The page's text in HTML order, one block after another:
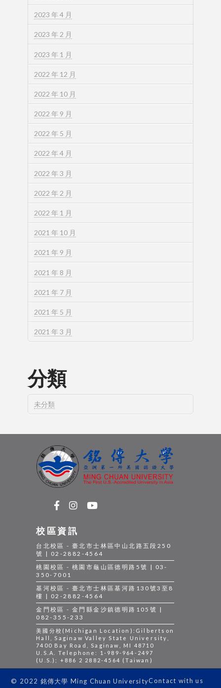
2023 年 4 月
2023 年 2 月
2023 年 1 月
2022 年 12 月
2022 年 10 月
2022 年 9 月
2022 年 5 月
2022 年 4 月
2022 年 3 月
2022 年 2 月
2022 年 1 月
2021 年 10 月
2021 年 9 月
2021 年 8 月
2021 年 7 月
2021 年 5 月
2021 年 3 月
分類
未分類
校區資訊
台北校區 - 臺北市士林區中山北路五段250
號 | 02-2882-4564
桃園校區 - 桃園市龜山區德明路5號 | 03-
350-7001
基河校區 - 臺北市士林區基河路130號3至8
樓 | 02-2882-4564
金門校區 - 金門縣金沙鎮德明路105號 |
082-355-233
美國分校(Michigan Location):Gilbertson
Hall, Saginaw Valley State University,
7400 Bay Road, Saginaw, MI 48710
U.S.A. Telephone: 1-989-964-2497
(U.S.); +886 2 2882-4564 (Taiwan)
© 2022 銘傳大學 Ming Chuan UniversityContact with us